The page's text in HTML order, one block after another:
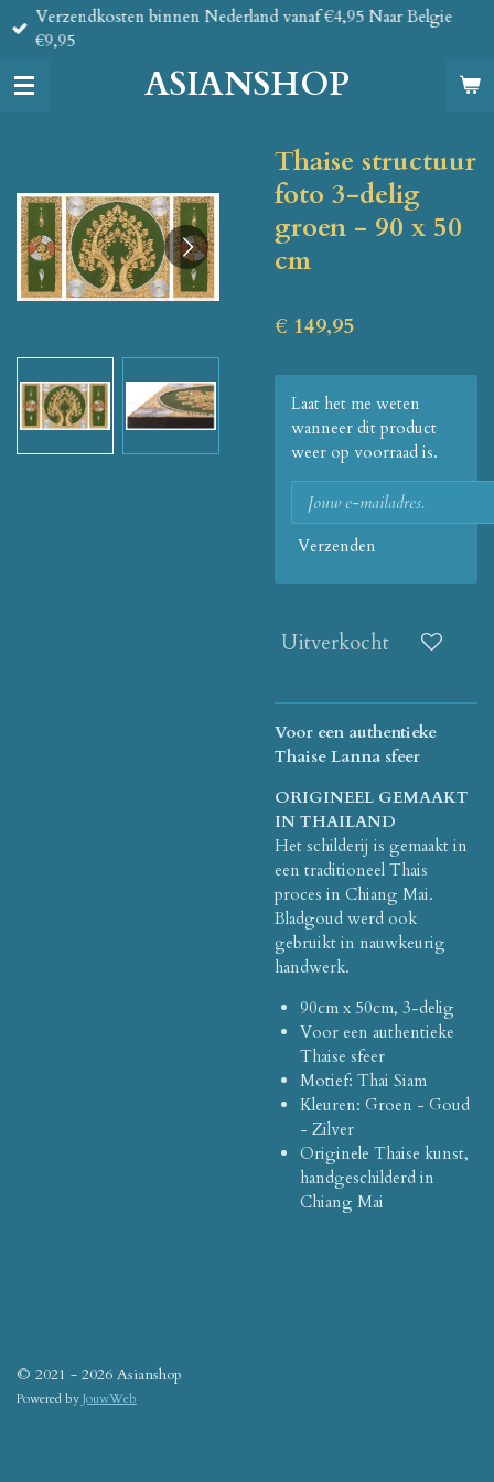
Ga
direct
de
ASIANSHOP
Verzendkosten binnen Nederland vanaf €4,95 Naar Belgie
€9,95
Thaise structuur
foto 3-delig
groen - 90 x 50
cm
€ 149,95
Laat het me weten
wanneer dit product
weer op voorraad is.
Verzenden
Uitverkocht
Voor een authentieke
Thaise Lanna sfeer
ORIGINEEL GEMAAKT
IN THAILAND
Het schilderij is gemaakt in
een traditioneel Thais
proces in Chiang Mai.
Bladgoud werd ook
gebruikt in nauwkeurig
handwerk.
90cm x 50cm, 3-delig
Voor een authentieke
Thaise sfeer
Motief: Thai Siam
Kleuren: Groen - Goud
- Zilver
Originele Thaise kunst,
handgeschilderd in
Chiang Mai
© 2021 - 2026 Asianshop
Powered byJouwWeb